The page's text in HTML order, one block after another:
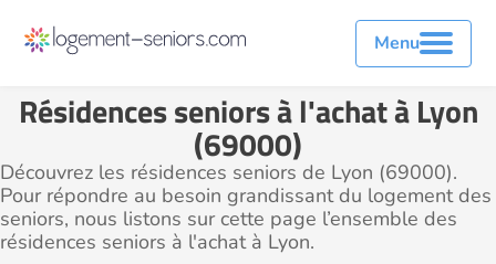
Menu
Résidences seniors à l'achat à Lyon
(69000)
Découvrez les résidences seniors de Lyon (69000).
Pour répondre au besoin grandissant du logement des
seniors, nous listons sur cette page l’ensemble des
résidences seniors à l'achat à Lyon.